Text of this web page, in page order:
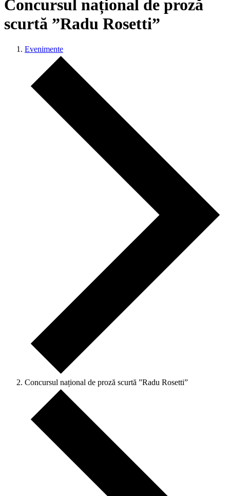
Concursul național de proză
scurtă ”Radu Rosetti”
Evenimente
Concursul național de proză scurtă ”Radu Rosetti”